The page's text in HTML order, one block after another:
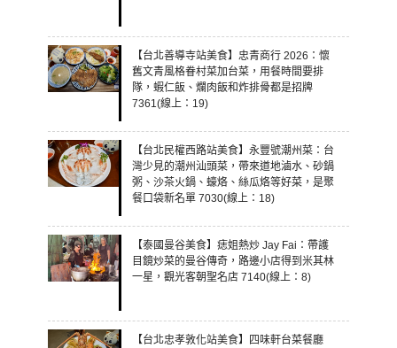
【台北善導寺站美食】忠青商行 2026：懷
舊文青風格眷村菜加台菜，用餐時間要排
隊，蝦仁飯、爛肉飯和炸排骨都是招牌
7361(線上：19)
【台北民權西路站美食】永豐號潮州菜：台
灣少見的潮州汕頭菜，帶來道地滷水、砂鍋
粥、沙茶火鍋、蠔烙、絲瓜烙等好菜，是聚
餐口袋新名單 7030(線上：18)
【泰國曼谷美食】痣姐熱炒 Jay Fai：帶護
目鏡炒菜的曼谷傳奇，路邊小店得到米其林
一星，觀光客朝聖名店 7140(線上：8)
【台北忠孝敦化站美食】四味軒台菜餐廳